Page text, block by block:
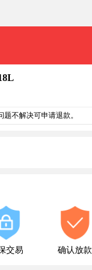
不解决可申请退款。
交易 确认放款